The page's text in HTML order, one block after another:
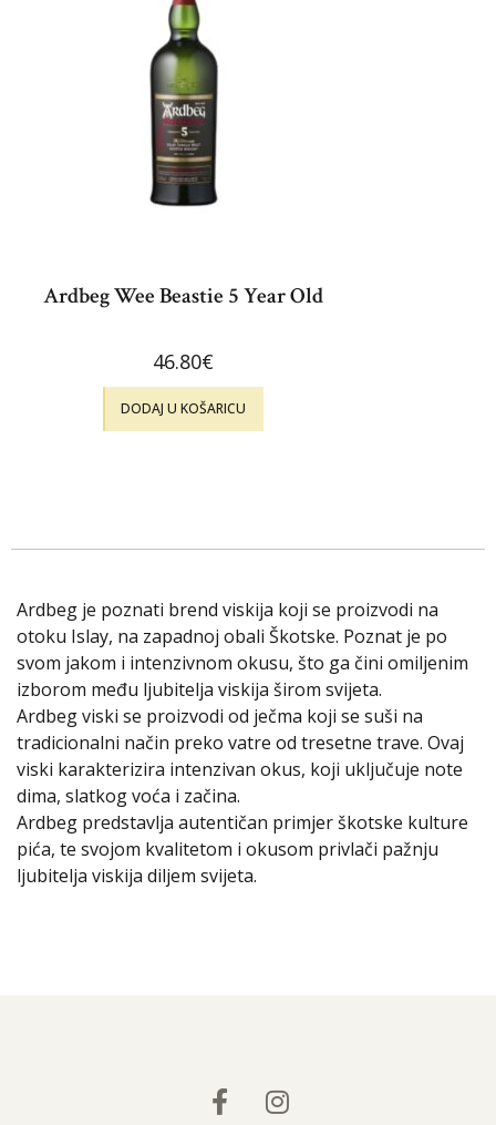
Ardbeg Wee Beastie 5 Year Old
46.80€
DODAJ U KOŠARICU
Ardbeg je poznati brend viskija koji se proizvodi na
otoku Islay, na zapadnoj obali Škotske. Poznat je po
svom jakom i intenzivnom okusu, što ga čini omiljenim
izborom među ljubitelja viskija širom svijeta.
Ardbeg viski se proizvodi od ječma koji se suši na
tradicionalni način preko vatre od tresetne trave. Ovaj
viski karakterizira intenzivan okus, koji uključuje note
dima, slatkog voća i začina.
Ardbeg predstavlja autentičan primjer škotske kulture
pića, te svojom kvalitetom i okusom privlači pažnju
ljubitelja viskija diljem svijeta.